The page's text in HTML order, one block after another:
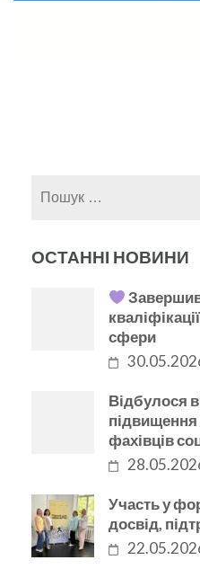
ОСТАННІ НОВИНИ
сфери
Відбулося
підвищення
фахівців
Участь у
досвід,